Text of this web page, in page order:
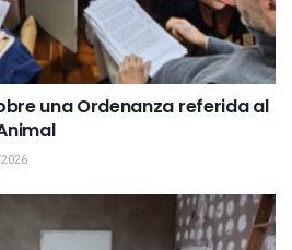
una Ordenanza referida al